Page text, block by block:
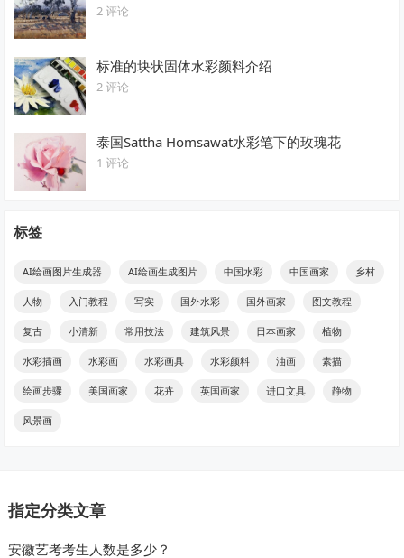
2 评论
标准的块状固体水彩颜料介绍
2 评论
泰国Sattha Homsawat水彩笔下的玫瑰花
1 评论
标签
AI绘画图片生成器 AI绘画生成图片 中国水彩 中国画家 乡村
人物 入门教程 写实 国外水彩 国外画家 图文教程
复古 小清新 常用技法 建筑风景 日本画家 植物
水彩插画 水彩画 水彩画具 水彩颜料 油画 素描
绘画步骤 美国画家 花卉 英国画家 进口文具 静物
风景画
指定分类文章
安徽艺考考生人数是多少？